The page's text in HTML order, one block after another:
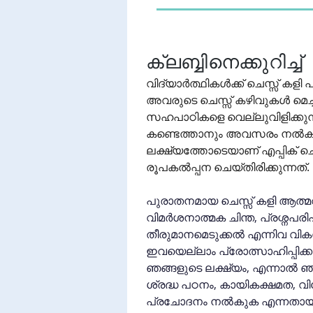
ക്ലബ്ബിനെക്കുറിച്ച്
വിദ്യാർത്ഥികൾക്ക് ചെസ്സ് കളി
അവരുടെ ചെസ്സ് കഴിവുകൾ
സഹപാഠികളെ
കണ്ടെത്താനും അവസരം
ലക്ഷ്യത്തോടെയാണ് എപ്പിക്
രൂപകൽപ്പന ചെയ്തിരിക്കുന്നത്.
പുരാതനമായ ചെസ്സ് കളി
വിമർശനാത്മക ചിന്ത,
തീരുമാനമെടുക്കൽ എന്നിവ
ഇവയെല്ലാം
ഞങ്ങളുടെ ലക്ഷ്യം, എന്നാൽ
ശ്രദ്ധ പഠനം, കായികക്ഷമത,
പ്രചോദനം നൽകുക